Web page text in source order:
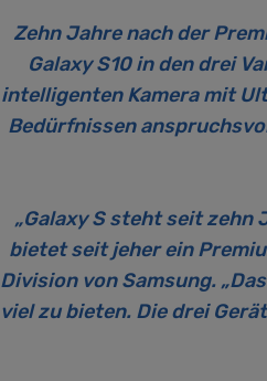
Zehn Jahre nach der
Galaxy S10 in den drei
intelligenten Kamera mit
Bedürfnissen
„Galaxy S steht seit zehn
bietet seit jeher ein
Division von Samsung.
viel zu bieten. Die drei